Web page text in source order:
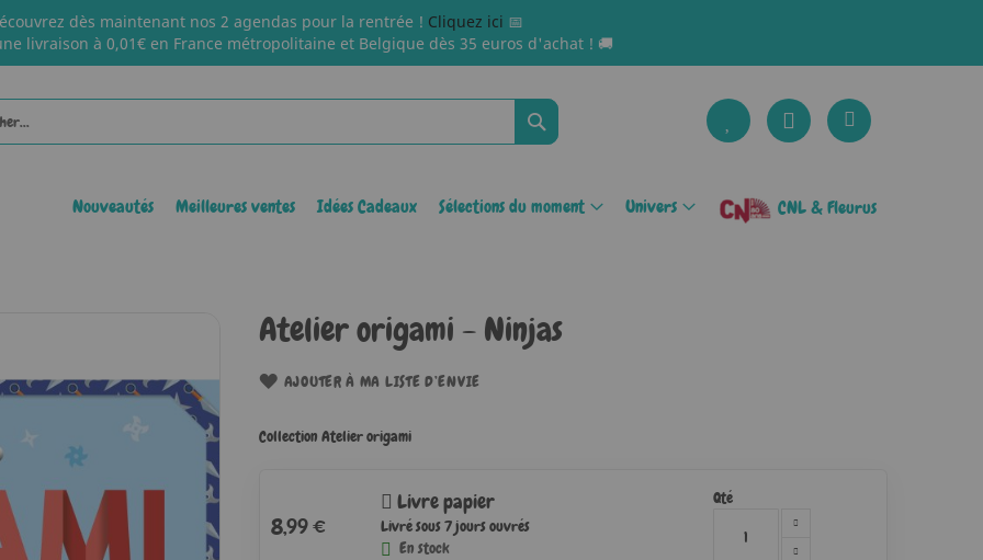
dès maintenant nos 2 agendas pour la rentrée ! Cliquez ici 📅
livraison à 0,01€ en France métropolitaine et Belgique dès 35 euros d'achat ! 🚚
Rechercher
Nouveautés Meilleures ventes Idées Cadeaux Sélections du moment Univers CNL & Fleurus
Atelier origami - Ninjas
AJOUTER À MA LISTE D’ENVIE
Collection Atelier origami
8,99 €
Livre papier
Livré sous 7 jours ouvrés
En stock
Qté